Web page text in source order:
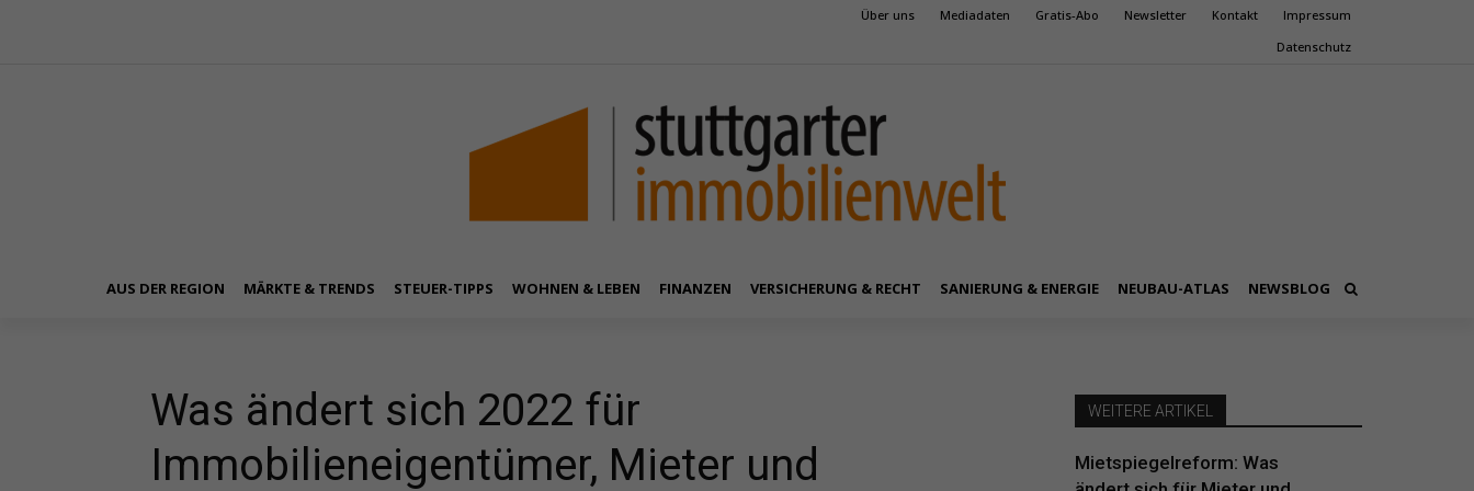
Über uns Mediadaten Gratis-Abo Newsletter Kontakt
Impressum
Datenschutz
AUS DER REGION MÄRKTE & TRENDS STEUER-TIPPS WOHNEN & LEBEN FINANZEN VERSICHERUNG & RECHT SANIERUNG & ENERGIE NEUBAU-ATLAS NEWSBLOG
Was ändert sich 2022 für
Immobilieneigentümer, Mieter und
WEITERE ARTIKEL
Mietspiegelreform: Was